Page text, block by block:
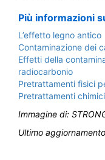
Più informazioni
L’effetto legno antico
Contaminazione dei
Effetti della
radiocarbonio
Pretrattamenti fisici
Pretrattamenti
Immagine di:
Ultimo